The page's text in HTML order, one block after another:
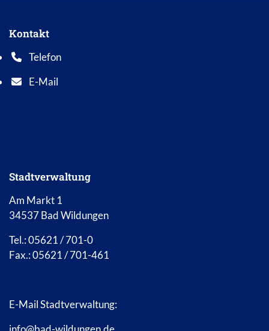
Kontakt
Telefon
Telefonnummer: 0 5 6 2 1 7 0 1 0
E-Mail
E-Mail Adresse: info@bad-wildungen.de
Stadtverwaltung
Am Markt 1
34537 Bad Wildungen
Tel.: 05621 / 701-0
Fax.: 05621 / 701-461
E-Mail Stadtverwaltung: